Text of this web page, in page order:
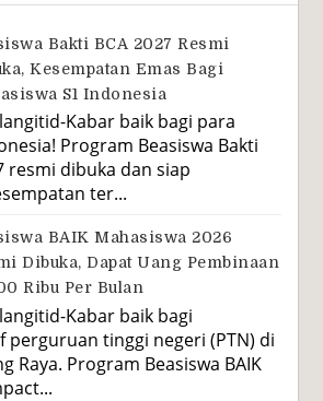
Bakti BCA 2027 Resmi
Kesempatan Emas Bagi
S1 Indonesia
Kabar baik bagi para
Program Beasiswa Bakti
resmi dibuka dan siap
ter...
BAIK Mahasiswa 2026
Dibuka, Dapat Uang Pembinaan
Ribu Per Bulan
Kabar baik bagi
perguruan tinggi negeri (PTN) di
Raya. Program Beasiswa BAIK